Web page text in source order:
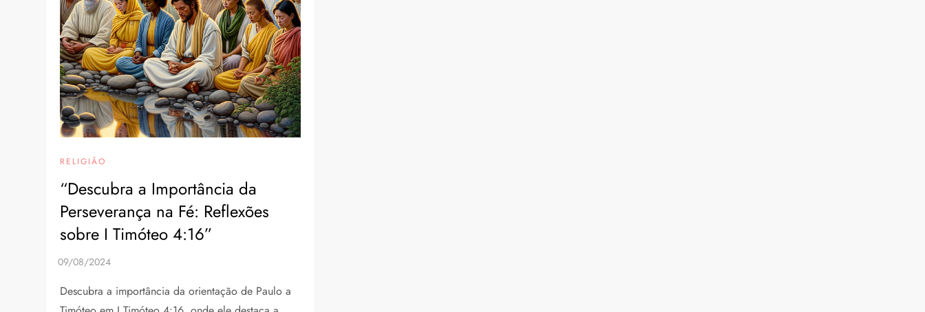
RELIGIÃO
“Descubra a Importância da
Perseverança na Fé: Reflexões
sobre I Timóteo 4:16”
Descubra a importância da orientação de Paulo a